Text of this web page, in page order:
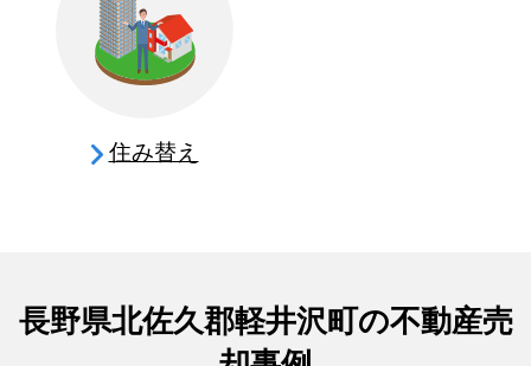
住み替え
長野県北佐久郡軽井沢町の不動産売